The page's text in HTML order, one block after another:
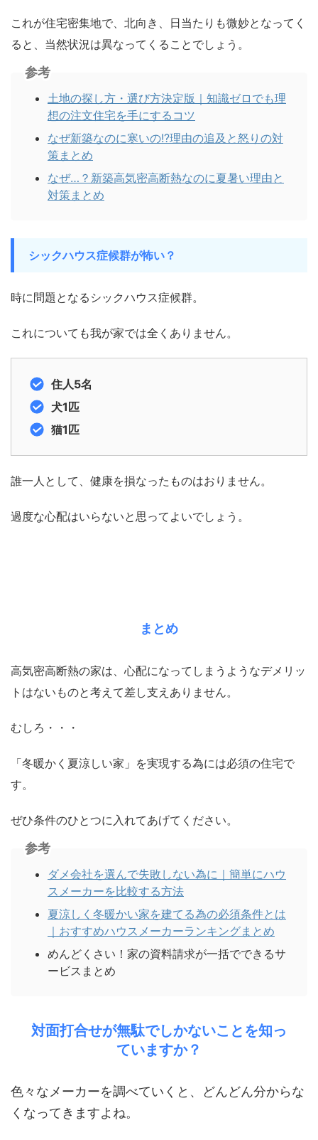
これが住宅密集地で、北向き、日当たりも微妙となってく
ると、当然状況は異なってくることでしょう。
参考
土地の探し方・選び方決定版｜知識ゼロでも理
想の注文住宅を手にするコツ
なぜ新築なのに寒いの!?理由の追及と怒りの対
策まとめ
なぜ…？新築高気密高断熱なのに夏暑い理由と
対策まとめ
シックハウス症候群が怖い？
時に問題となるシックハウス症候群。
これについても我が家では全くありません。
住人5名
犬1匹
猫1匹
誰一人として、健康を損なったものはおりません。
過度な心配はいらないと思ってよいでしょう。
まとめ
高気密高断熱の家は、心配になってしまうようなデメリッ
トはないものと考えて差し支えありません。
むしろ・・・
「冬暖かく夏涼しい家」を実現する為には必須の住宅で
す。
ぜひ条件のひとつに入れてあげてください。
参考
ダメ会社を選んで失敗しない為に｜簡単にハウ
スメーカーを比較する方法
夏涼しく冬暖かい家を建てる為の必須条件とは
｜おすすめハウスメーカーランキングまとめ
めんどくさい！家の資料請求が一括でできるサ
ービスまとめ
対面打合せが無駄でしかないことを知っ
ていますか？
色々なメーカーを調べていくと、どんどん分からな
くなってきますよね。